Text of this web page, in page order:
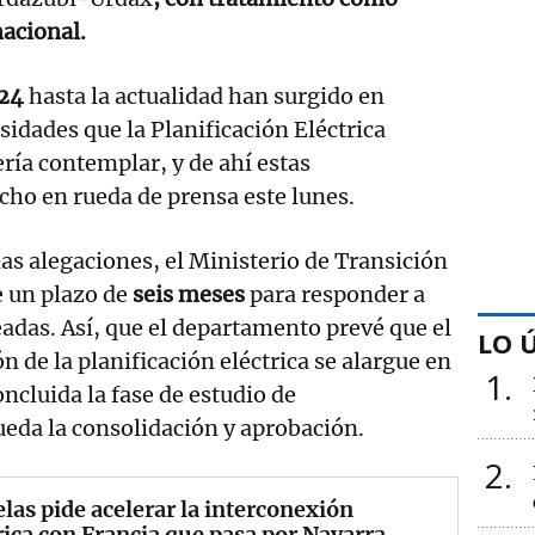
hasta la actualidad han surgido en
que la Planificación Eléctrica
contemplar, y de ahí estas
en rueda de prensa este lunes.
alegaciones, el Ministerio de Transición
un plazo de seis mesespara responder a
Así, que el departamento prevé que el
de la planificación eléctrica se alargue en
la fase de estudio de
la consolidación y aprobación.
pide acelerar la interconexión
LO
1
2